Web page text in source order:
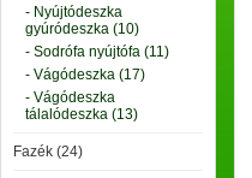
- Nyújtódeszka
gyúródeszka (10)
- Sodrófa nyújtófa (11)
- Vágódeszka (17)
- Vágódeszka
tálalódeszka (13)
Fazék (24)